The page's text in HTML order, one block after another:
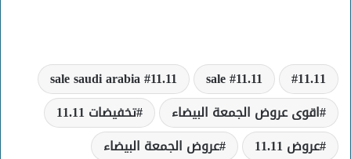
11.11
11.11 sale
11.11 sale saudi arabia
اقوى عروض الجمعة البيضاء
تخفيضات 11.11
عروض 11.11
عروض الجمعة البيضاء